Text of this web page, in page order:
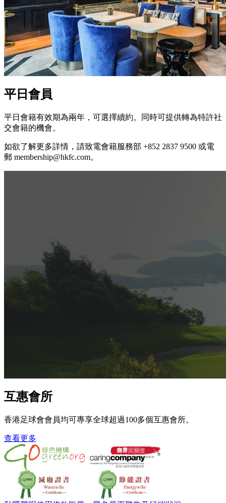
平日會員
平日會籍有效期為兩年，可選擇續約。同時可提供轉為特許社
交會籍的機會。
如欲了解更多詳情，請致電會籍服務部 +852 2837 9500 或電
郵 membership@hkfc.com。
互惠會所
香港足球會會員均可專享全球超過100多個互惠會所。
查看更多